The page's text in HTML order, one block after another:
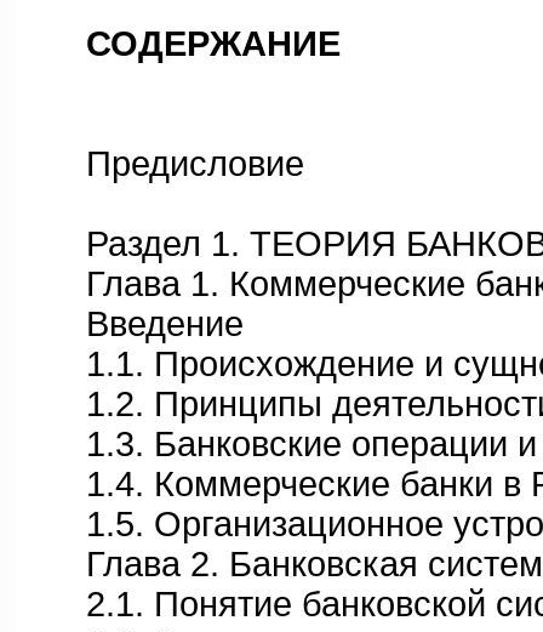
СОДЕРЖАНИЕ
Предисловие
Раздел 1. ТЕОРИЯ
Глава 1. Коммерческие
Введение
1.1. Происхождение и
1.2. Принципы
1.3. Банковские операции и
1.4. Коммерческие банки в
1.5. Организационное
Глава 2. Банковская
2.1. Понятие банковской